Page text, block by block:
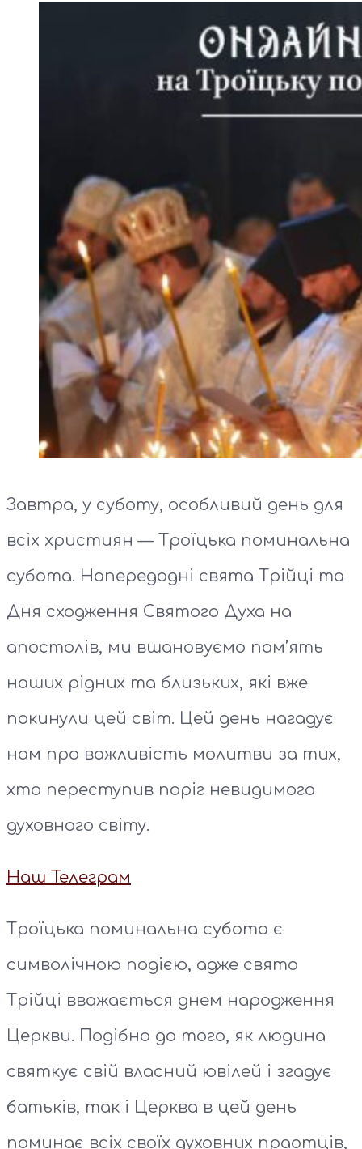
Завтра, у суботу, особливий день для
всіх християн — Троїцька поминальна
субота. Напередодні свята Трійці та
Дня сходження Святого Духа на
апостолів, ми вшановуємо пам’ять
наших рідних та близьких, які вже
покинули цей світ. Цей день нагадує
нам про важливість молитви за тих,
хто переступив поріг невидимого
духовного світу.
Наш Телеграм
Троїцька поминальна субота є
символічною подією, адже свято
Трійці вважається днем народження
Церкви. Подібно до того, як людина
святкує свій власний ювілей і згадує
батьків, так і Церква в цей день
поминає всіх своїх духовних праотців,